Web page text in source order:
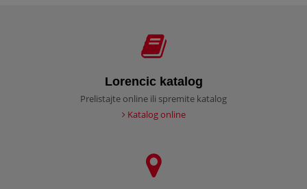
Lorencic katalog
Prelistajte online ili spremite katalog
Katalog online